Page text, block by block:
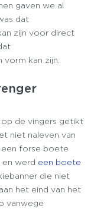
gaven we al
dat
zijn voor direct
kan zijn.
de vingers getikt
niet naleven van
een forse boete
werd een boete
die niet
aan het eind van het
vanwege